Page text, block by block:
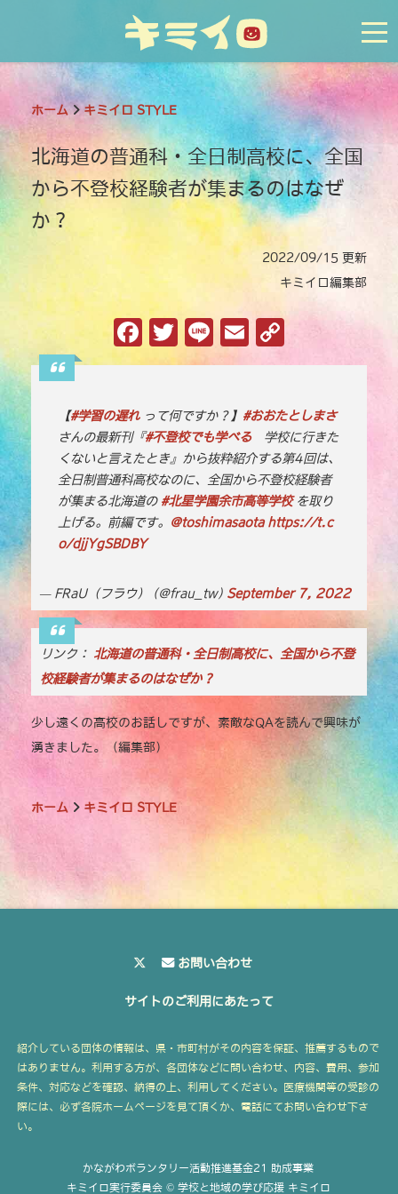
ホーム キミイロ STYLE
北海道の普通科・全日制高校に、全国
から不登校経験者が集まるのはなぜ
か？
2022/09/15 更新
キミイロ編集部
F
a
e
b
o
o
k
T
w
te
r
Li
n
E
m
l
o
y
Li
n
k
【#学習の遅れって何ですか？】 #おおたとしまさ
さんの最新刊『#不登校でも学べる学校に行きた
くないと言えたとき』から抜粋紹介する第4回は、
全日制普通科高校なのに、全国から不登校経験者
が集まる北海道の #北星学園余市高等学校を取り
上げる。前編です。
@toshimasaota https://t.c
o/djjYgSBDBY
— FRaU（フラウ） (@frau_tw) September 7, 2022
リンク： 北海道の普通科・全日制高校に、全国から不登
校経験者が集まるのはなぜか？
少し遠くの高校のお話しですが、素敵なQAを読んで興味が
湧きました。（編集部）
ホーム キミイロ STYLE
お問い合わせ
サイトのご利用にあたって
紹介している団体の情報は、県・市町村がその内容を保証、推薦するもので
はありません。利用する方が、各団体などに問い合わせ、内容、費用、参加
条件、対応などを確認、納得の上、利用してください。医療機関等の受診の
際には、必ず各院ホームページを見て頂くか、電話にてお問い合わせ下さ
い。
かながわボランタリー活動推進基金21 助成事業
キミイロ実行委員会 © 学校と地域の学び応援 キミイロ